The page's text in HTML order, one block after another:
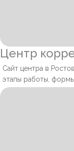
Центр
Сайт центра в
этапы работы, формы